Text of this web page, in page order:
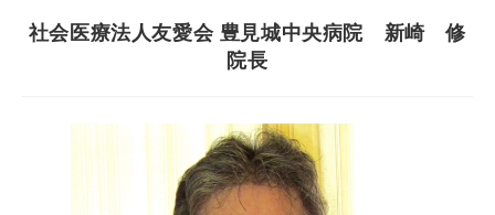
社会医療法人友愛会 豊見城中央病院 新崎 修
院長